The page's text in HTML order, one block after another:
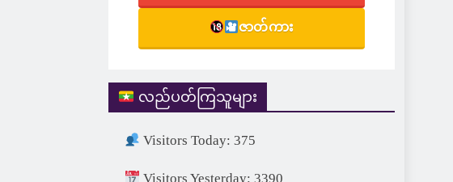
ဇာတ်ကား
လည်ပတ်ကြသူများ
Visitors Today: 375
Visitors Yesterday: 3390